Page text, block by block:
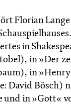
Florian
in
in »Der
in
David Bösch)
und in »Gott«